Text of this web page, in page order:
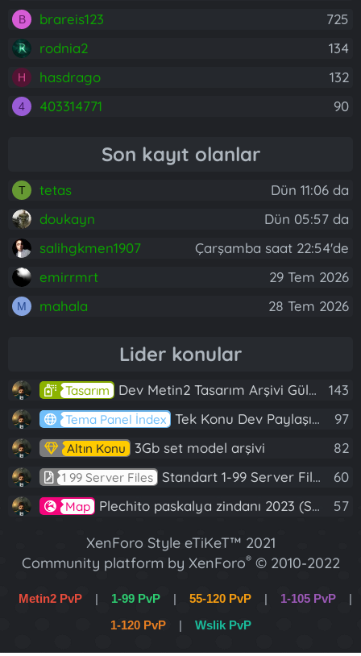
B brareis123
725
rodnia2
134
H hasdrago 132
4 403314771 90
Son kayıt olanlar
T tetas
Dün 11:06 da
doukayn
Dün 05:57 da
salihgkmen1907
Çarşamba saat 22:54'de
emirrmrt
29 Tem 2026
M mahala 28 Tem 2026
Lider konular
Tasarım Dev Metin2 Tasarım Arşivi Güle Güle Kullanın 143
Tema Panel İndex Tek Konu Dev Paylaşım 10 Adet Server Tanıtım İndex 97
Altın Konu 3Gb set model arşivi 82
1 99 Server Files Standart 1-99 Server Files 60
Map Plechito paskalya zindanı 2023 (Spring Sanctuary dungeon) 57
XenForo Style eTiKeT™ 2021
Community platform by XenForo® © 2010-2022
[XGT] Forum statistics system- XenGenTr
Metin2 PvP | 1-99 PvP | 55-120 PvP | 1-105 PvP
|
1-120 PvP
| Wslik PvP